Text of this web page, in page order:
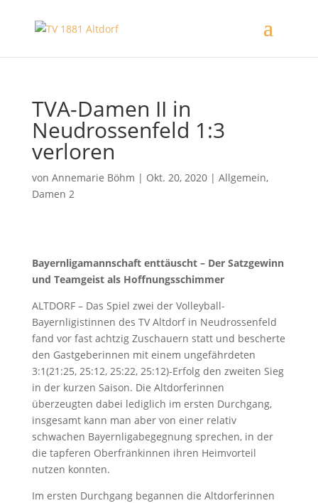
TVA-Damen II in
Neudrossenfeld 1:3
verloren
von Annemarie Böhm | Okt. 20, 2020| Allgemein,
Damen 2
Bayernligamannschaft enttäuscht – Der Satzgewinn
und Teamgeist als Hoffnungsschimmer
ALTDORF – Das Spiel zwei der Volleyball-
Bayernligistinnen des TV Altdorf in Neudrossenfeld
fand vor fast achtzig Zuschauern statt und bescherte
den Gastgeberinnen mit einem ungefährdeten
3:1(21:25, 25:12, 25:22, 25:12)-Erfolg den zweiten Sieg
in der kurzen Saison. Die Altdorferinnen
überzeugten dabei lediglich im ersten Durchgang,
insgesamt kann man aber von einer relativ
schwachen Bayernligabegegnung sprechen, in der
die tapferen Oberfränkinnen ihren Heimvorteil
nutzen konnten.
Im ersten Durchgang begannen die Altdorferinnen